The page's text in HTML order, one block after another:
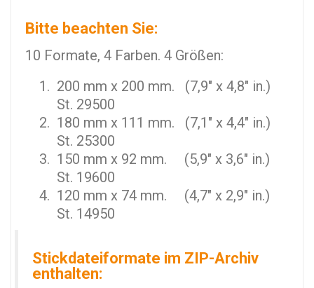
Bitte beachten Sie:
10 Formate, 4 Farben. 4 Größen:
200 mm x 200 mm. (7,9" x 4,8" in.)
St. 29500
180 mm x 111 mm. (7,1" x 4,4" in.)
St. 25300
150 mm x 92 mm. (5,9" x 3,6" in.)
St. 19600
120 mm x 74 mm. (4,7" x 2,9" in.)
St. 14950
Stickdateiformate im ZIP-Archiv
enthalten: